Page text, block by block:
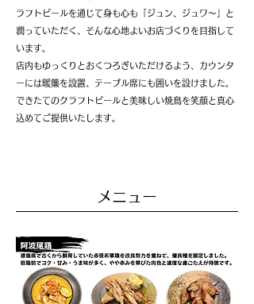
ラフトビールを通じて身も心も「ジュン、ジュワ〜」と
潤っていただく、そんな心地よいお店づくりを目指して
います。
店内もゆっくりとおくつろぎいただけるよう、カウンタ
ーには暖簾を設置、テーブル席にも囲いを設けました。
できたてのクラフトビールと美味しい焼鳥を笑顔と真心
込めてご提供いたします。
メニュー